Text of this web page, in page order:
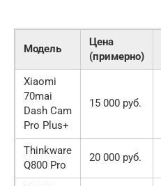
Модель
Цена
(примерно)
Xiaomi
70mai
Dash Cam
Pro Plus+
15 000 руб.
Thinkware
Q800 Pro
20 000 руб.